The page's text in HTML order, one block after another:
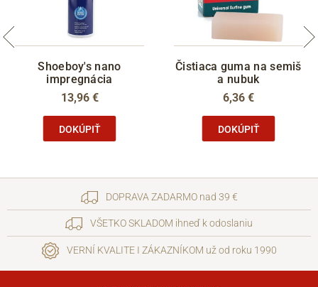
Shoeboy's nano
impregnácia
13,96 €
DOKÚPIŤ
Čistiaca guma na semiš
a nubuk
6,36 €
DOKÚPIŤ
DOPRAVA ZADARMO nad 39 €
VŠETKO SKLADOM ihneď k odoslaniu
VERNÍ KVALITE I ZÁKAZNÍKOM už od roku 1990